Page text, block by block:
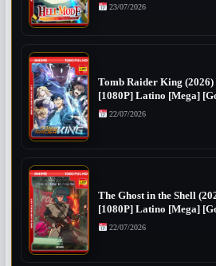
23/07/2026
Tomb Raider King
[1080P] Latino [Mega]
22/07/2026
The Ghost in the Shell
[1080P] Latino [Mega]
22/07/2026